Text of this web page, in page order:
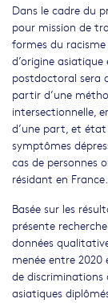
Dans le cadre du
pour mission de
formes du
d’origine
postdoctoral sera
partir d’une
intersectionnelle,
d’une part, et état
symptômes
cas de personnes
résidant en France.
Basée sur les
présente
données
menée entre 2020
de discriminations
asiatiques